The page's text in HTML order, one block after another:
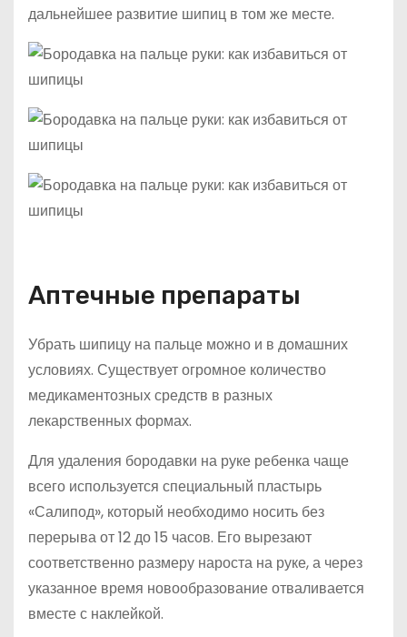
дальнейшее развитие шипиц в том же месте.
Аптечные препараты
Убрать шипицу на пальце можно и в домашних
условиях. Существует огромное количество
медикаментозных средств в разных
лекарственных формах.
Для удаления бородавки на руке ребенка чаще
всего используется специальный пластырь
«Салипод», который необходимо носить без
перерыва от 12 до 15 часов. Его вырезают
соответственно размеру нароста на руке, а через
указанное время новообразование отваливается
вместе с наклейкой.